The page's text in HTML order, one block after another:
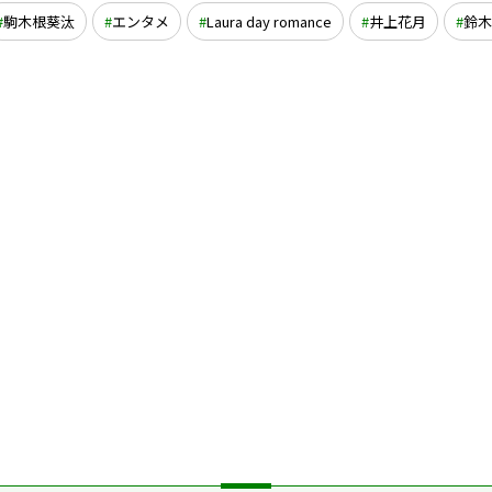
駒木根葵汰 エンタメ Laura day romance 井上花月 鈴